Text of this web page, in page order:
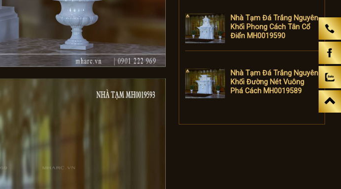
Nhà Tạm Đá Trắng Nguyên
Khối Phong Cách Tân Cổ
Điển MH0019590
Nhà Tạm Đá Trắng Nguyên
Khối Đường Nét Vuông
Phá Cách MH0019589